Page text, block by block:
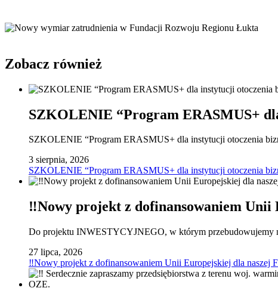
Zobacz również
SZKOLENIE “Program ERASMUS+
SZKOLENIE “Program ERASMUS+ dla instytucji otoczenia
3 sierpnia, 2026
SZKOLENIE “Program ERASMUS+ dla instytucji otoczenia
‼️Nowy projekt z dofinansowaniem
Do projektu INWESTYCYJNEGO, w którym przebudowujemy
27 lipca, 2026
‼️Nowy projekt z dofinansowaniem Unii Europejskiej dla naszej